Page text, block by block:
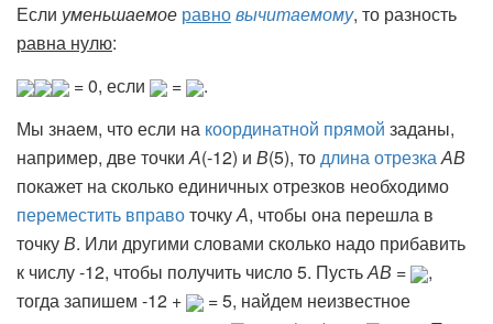
Если уменьшаемое равновычитаемому, то разность
равна нулю:
= 0, если
=
.
Мы знаем, что если на координатной прямой заданы,
например, две точкиА(-12) и В(5), тодлина отрезкаАВ
покажет на сколько единичных отрезков необходимо
переместить вправоточкуА, чтобы она перешла в
точкуВ. Или другими словами сколько надо прибавить
к числу -12, чтобы получить число 5. ПустьАВ =
,
тогда запишем -12 +
= 5, найдем неизвестное